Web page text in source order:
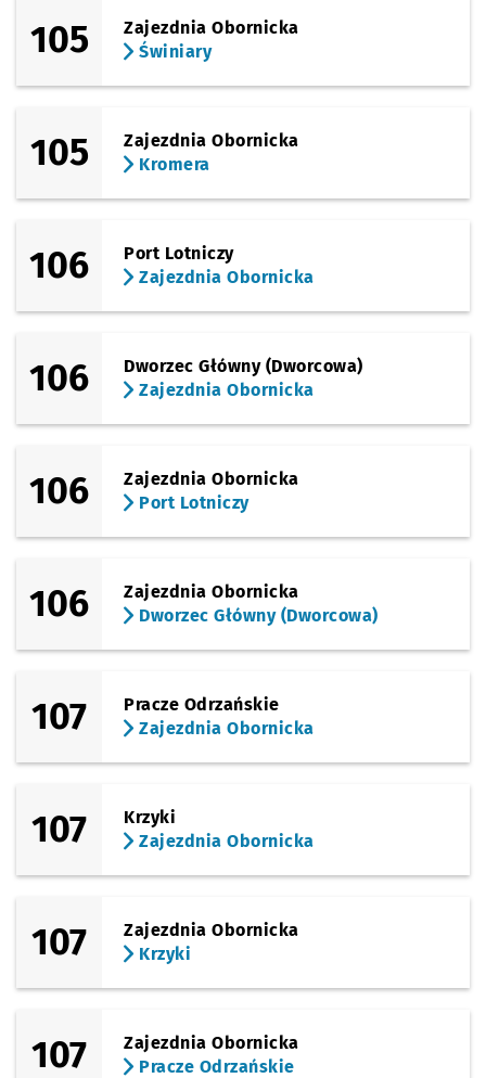
105
Zajezdnia Obornicka
Świniary
105
Zajezdnia Obornicka
Kromera
106
Port Lotniczy
Zajezdnia Obornicka
106
Dworzec Główny (Dworcowa)
Zajezdnia Obornicka
106
Zajezdnia Obornicka
Port Lotniczy
106
Zajezdnia Obornicka
Dworzec Główny (Dworcowa)
107
Pracze Odrzańskie
Zajezdnia Obornicka
107
Krzyki
Zajezdnia Obornicka
107
Zajezdnia Obornicka
Krzyki
107
Zajezdnia Obornicka
Pracze Odrzańskie